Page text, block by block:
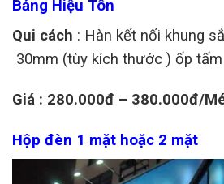
Bảng Hiệu Tôn
Qui cách : Hàn kết nối khung
30mm (tùy kích thước ) ốp
Giá : 280.000đ – 380.000đ/
Hộp đèn 1 mặt hoặc 2 mặt